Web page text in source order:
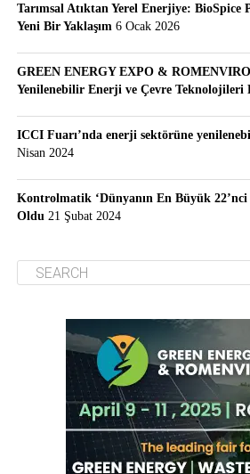
Tarımsal Atıktan Yerel Enerjiye: BioSpice
Yeni Bir Yaklaşım 6 Ocak 2026
GREEN ENERGY EXPO &
Yenilenebilir Enerji ve Çevre Teknolojileri
ICCI Fuarı’nda enerji sektörüne
Nisan 2024
Kontrolmatik ‘Dünyanın En Büyük 22’nci
Oldu 21 Şubat 2024